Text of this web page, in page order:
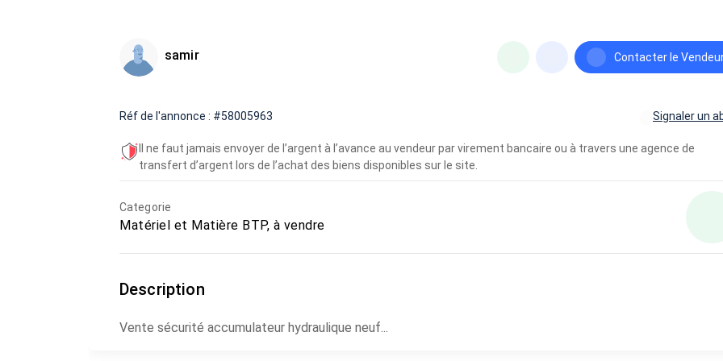
samir Contacter le
Réf de l'annonce : #58005963 Signaler un
Il ne faut jamais envoyer de l’argent à l’avance au vendeur par virement bancaire ou à travers une agence de
transfert d’argent lors de l’achat des biens disponibles sur le site.
Categorie
Matériel et Matière BTP, à vendre
Description
Vente sécurité accumulateur hydraulique neuf...